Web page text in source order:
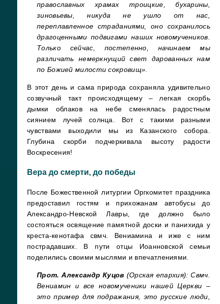
православных храмах троицкие, бухарины,
зиновьевы, никуда не ушло от нас,
переплавленное страданиями, оно сохранилось
драгоценными подвигами наших новомучеников.
Только сейчас, постепенно, начинаем мы
различать немеркнущий свет дарованных нам
по Божией милости сокровищ».
В этот день и сама природа сохраняла удивительно
созвучный такт происходящему – легкая скорбь
дымки облаков на небе сменялась радостным
сиянием лучей солнца. Вот с такими разными
чувствами выходили мы из Казанского собора.
Глубина скорби подчеркивала высоту радости
Воскресения!
Вера до смерти, до победы
После Божественной литургии Оргкомитет праздника
предоставил гостям и прихожанам автобусы до
Александро-Невской Лавры, где должно было
состояться освящение памятной доски и панихида у
креста-кенотафа свмч. Вениамина и иже с ним
пострадавших. В пути отцы Иоанновской семьи
поделились своими мыслями и впечатлениями.
Прот. Александр Куцов (Орская епархия): Свмч.
Вениамин и все новомученики нашей Церкви –
это пример для подражания, это русские люди,